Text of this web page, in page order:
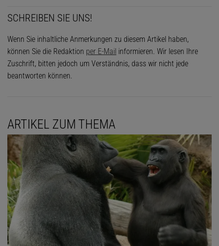
SCHREIBEN SIE UNS!
Wenn Sie inhaltliche Anmerkungen zu diesem Artikel haben,
können Sie die Redaktion per E-Mail informieren. Wir lesen Ihre
Zuschrift, bitten jedoch um Verständnis, dass wir nicht jede
beantworten können.
ARTIKEL ZUM THEMA